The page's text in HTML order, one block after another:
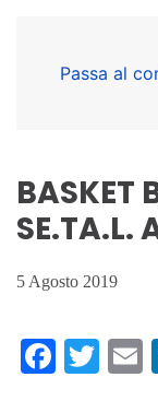
Passa al
BASKET
SE.TA.L.
5 Agosto 2019